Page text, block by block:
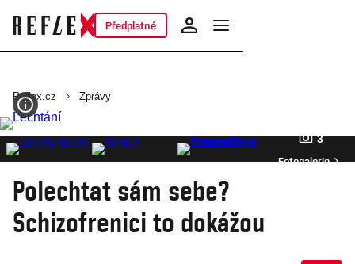
Předplatné
Reflex.cz Zprávy
3
Fotogalerie
Polechtat sám sebe?
Schizofrenici to dokážou